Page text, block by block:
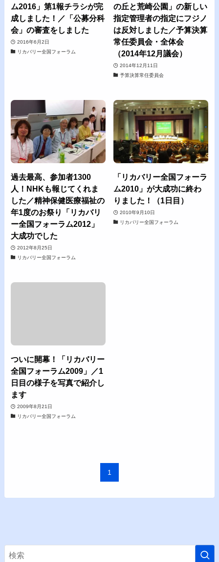
ム2016」第1報チラシが完
成しました！／「公募分科
会」の審査をしました
2016年6月2日
リカバリー全国フォーラム
の丘と荒崎公園」の新しい
指定管理者の指定にフジノ
は反対しました／予算決算
常任委員会・全体会
（2014年12月議会）
2014年12月11日
予算決算常任委員会
過去最高、参加者1300
人！NHKも報じてくれま
した／精神保健医療福祉の
年1度のお祭り「リカバリ
ー全国フォーラム2012」
大成功でした
2012年8月25日
リカバリー全国フォーラム
「リカバリー全国フォーラ
ム2010」が大成功に終わ
りました！（1日目）
2010年9月10日
リカバリー全国フォーラム
ついに開幕！「リカバリー
全国フォーラム2009」／1
日目の様子を写真で紹介し
ます
2009年8月21日
リカバリー全国フォーラム
1